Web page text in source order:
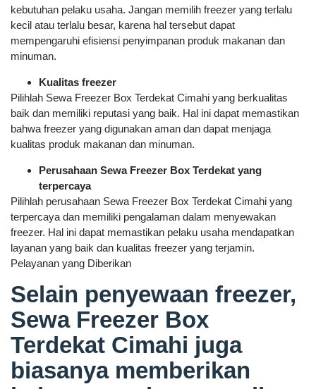
kebutuhan pelaku usaha. Jangan memilih freezer yang terlalu
kecil atau terlalu besar, karena hal tersebut dapat
mempengaruhi efisiensi penyimpanan produk makanan dan
minuman.
Kualitas freezer
Pilihlah Sewa Freezer Box Terdekat Cimahi yang berkualitas
baik dan memiliki reputasi yang baik. Hal ini dapat memastikan
bahwa freezer yang digunakan aman dan dapat menjaga
kualitas produk makanan dan minuman.
Perusahaan Sewa Freezer Box Terdekat yang
terpercaya
Pilihlah perusahaan Sewa Freezer Box Terdekat Cimahi yang
terpercaya dan memiliki pengalaman dalam menyewakan
freezer. Hal ini dapat memastikan pelaku usaha mendapatkan
layanan yang baik dan kualitas freezer yang terjamin.
Pelayanan yang Diberikan
Selain penyewaan freezer,
Sewa Freezer Box
Terdekat Cimahi juga
biasanya memberikan